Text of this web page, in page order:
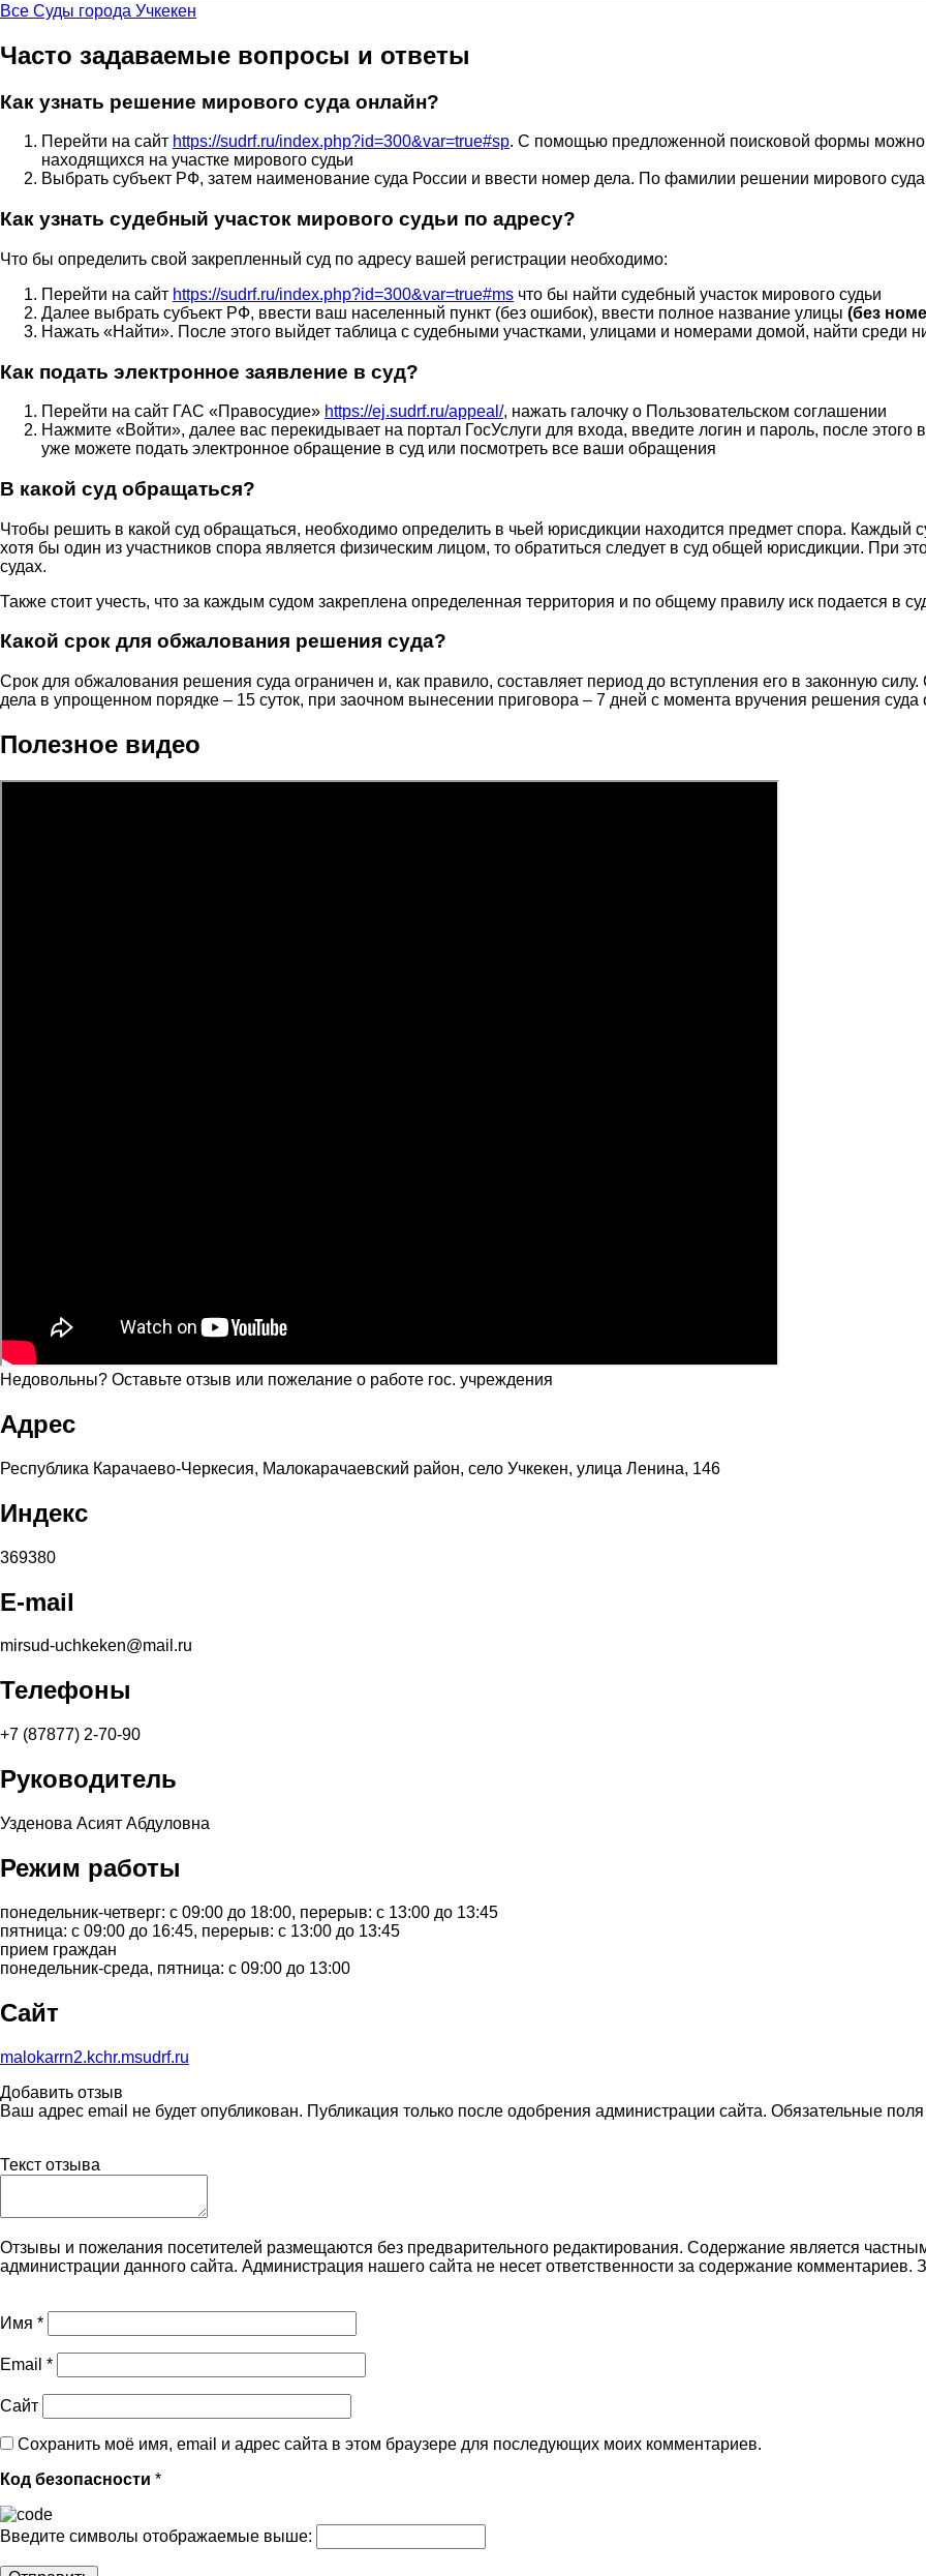
Все Суды города Учкекен
Часто задаваемые вопросы и ответы
Как узнать решение мирового суда онлайн?
Перейти на сайт https://sudrf.ru/index.php?id=300&var=true#sp. С помощью предложенной поисковой формы
находящихся на участке мирового судьи
Выбрать субъект РФ, затем наименование суда России и ввести номер дела. По фамилии решении мирового
Как узнать судебный участок мирового судьи по адресу?
Что бы определить свой закрепленный суд по адресу вашей регистрации необходимо:
Перейти на сайт https://sudrf.ru/index.php?id=300&var=true#ms что бы найти судебный участок мирового судьи
Далее выбрать субъект РФ, ввести ваш населенный пункт (без ошибок), ввести полное название улицы (без
Нажать «Найти». После этого выйдет таблица с судебными участками, улицами и номерами домой, найти среди
Как подать электронное заявление в суд?
Перейти на сайт ГАС «Правосудие» https://ej.sudrf.ru/appeal/, нажать галочку о Пользовательском соглашении
Нажмите «Войти», далее вас перекидывает на портал ГосУслуги для входа, введите логин и пароль, после
уже можете подать электронное обращение в суд или посмотреть все ваши обращения
В какой суд обращаться?
Чтобы решить в какой суд обращаться, необходимо определить в чьей юрисдикции находится предмет спора. Каждый
хотя бы один из участников спора является физическим лицом, то обратиться следует в суд общей юрисдикции. При
судах.
Также стоит учесть, что за каждым судом закреплена определенная территория и по общему правилу иск подается в
Какой срок для обжалования решения суда?
Срок для обжалования решения суда ограничен и, как правило, составляет период до вступления его в законную
дела в упрощенном порядке – 15 суток, при заочном вынесении приговора – 7 дней с момента вручения решения суда
Полезное видео
Недовольны? Оставьте отзыв или пожелание о работе гос. учреждения
Адрес
Республика Карачаево-Черкесия, Малокарачаевский район, село Учкекен, улица Ленина, 146
Индекс
369380
E-mail
mirsud-uchkeken@mail.ru
Телефоны
+7 (87877) 2-70-90
Руководитель
Узденова Асият Абдуловна
Режим работы
понедельник-четверг: с 09:00 до 18:00, перерыв: с 13:00 до 13:45
пятница: с 09:00 до 16:45, перерыв: с 13:00 до 13:45
прием граждан
понедельник-среда, пятница: с 09:00 до 13:00
Сайт
malokarrn2.kchr.msudrf.ru
Добавить отзыв
Ваш адрес email не будет опубликован. Публикация только после одобрения администрации сайта. Обязательные
Текст отзыва
Отзывы и пожелания посетителей размещаются без предварительного редактирования. Содержание является
администрации данного сайта. Администрация нашего сайта не несет ответственности за содержание
Имя *
Email *
Сайт
Сохранить моё имя, email и адрес сайта в этом браузере для последующих моих комментариев.
Код безопасности *
Введите символы отображаемые выше: